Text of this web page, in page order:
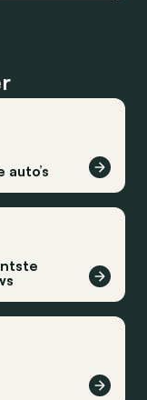
auto’s